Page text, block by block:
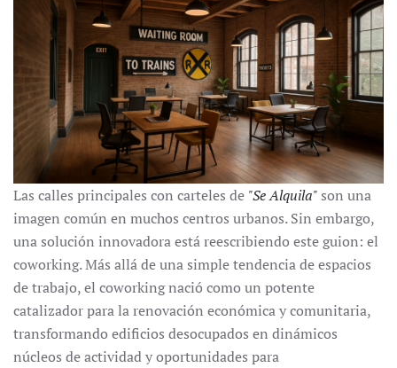
Las calles principales con carteles de "Se Alquila" son una
imagen común en muchos centros urbanos. Sin embargo,
una solución innovadora está reescribiendo este guion: el
coworking. Más allá de una simple tendencia de espacios
de trabajo, el coworking nació como un potente
catalizador para la renovación económica y comunitaria,
transformando edificios desocupados en dinámicos
núcleos de actividad y oportunidades para